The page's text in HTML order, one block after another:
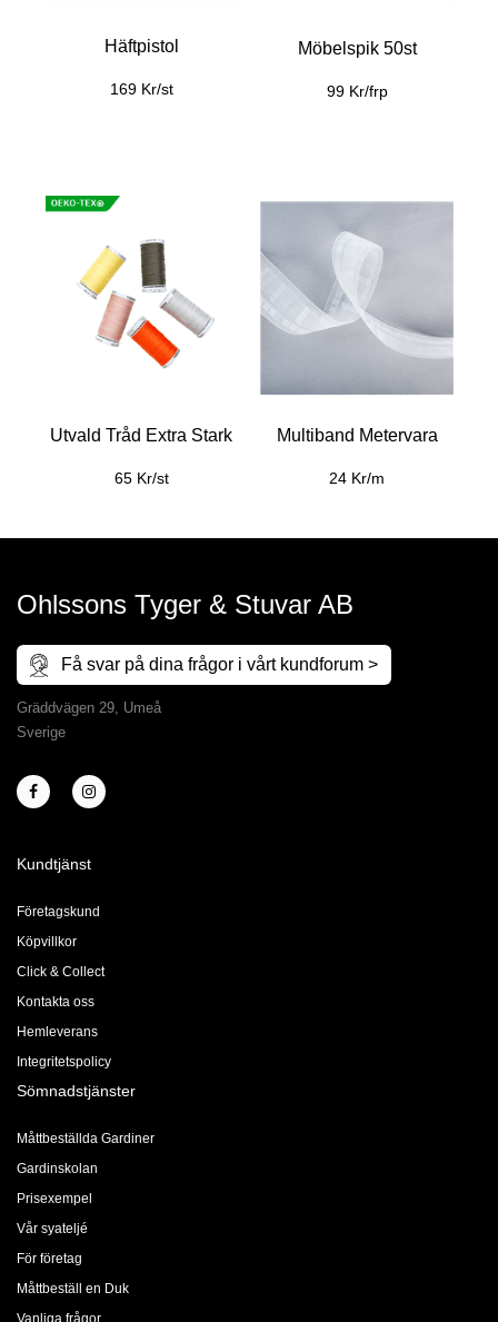
Häftpistol
169 Kr/st
Möbelspik 50st
99 Kr/frp
Utvald Tråd Extra Stark
65 Kr/st
Multiband Metervara
24 Kr/m
Ohlssons Tyger & Stuvar AB
Få svar på dina frågor i vårt kundforum >
Gräddvägen 29, Umeå
Sverige
Kundtjänst
Företagskund
Köpvillkor
Click & Collect
Kontakta oss
Hemleverans
Integritetspolicy
Sömnadstjänster
Måttbeställda Gardiner
Gardinskolan
Prisexempel
Vår syateljé
För företag
Måttbeställ en Duk
Vanliga frågor